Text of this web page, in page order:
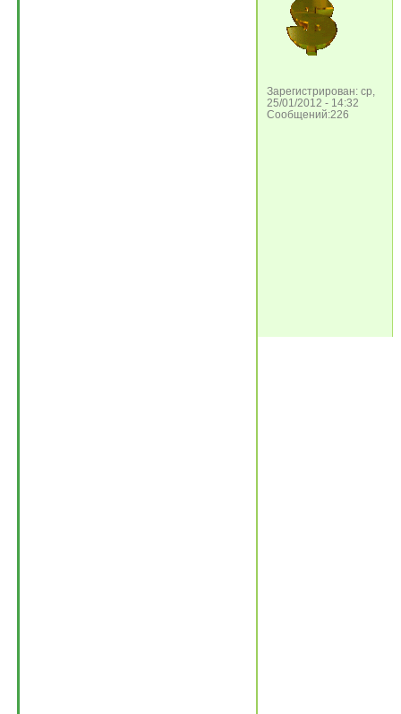
Зарегистрирован: ср,
25/01/2012 - 14:32
Сообщений:226